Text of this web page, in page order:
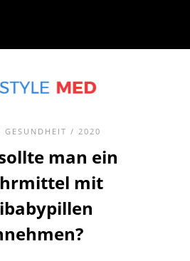
GESUNDHEIT / 2020
man ein
mit